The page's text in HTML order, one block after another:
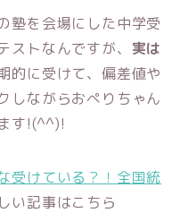
塾を会場にした中学受
トなんですが、 実は
的に受けて、偏差値や
しながらおぺりちゃん
す!(^^)!
受けている？！全国統
い記事はこちら